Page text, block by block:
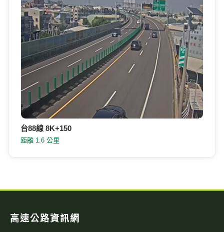
台88線 8K+150
距離 1.6 公里
高速公路資訊網